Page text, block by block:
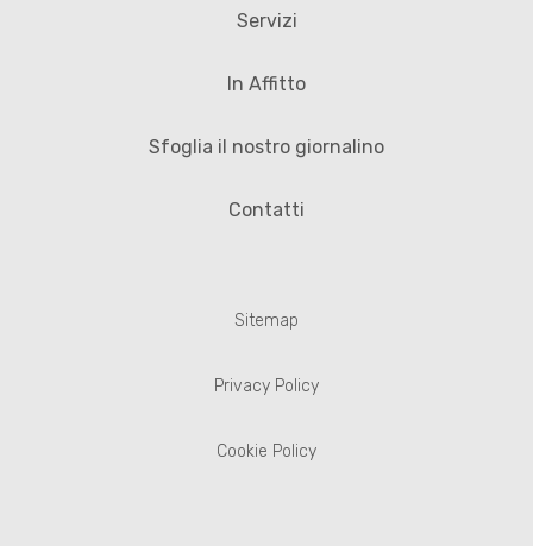
Servizi
In Affitto
Sfoglia il nostro giornalino
Contatti
Sitemap
Privacy Policy
Cookie Policy